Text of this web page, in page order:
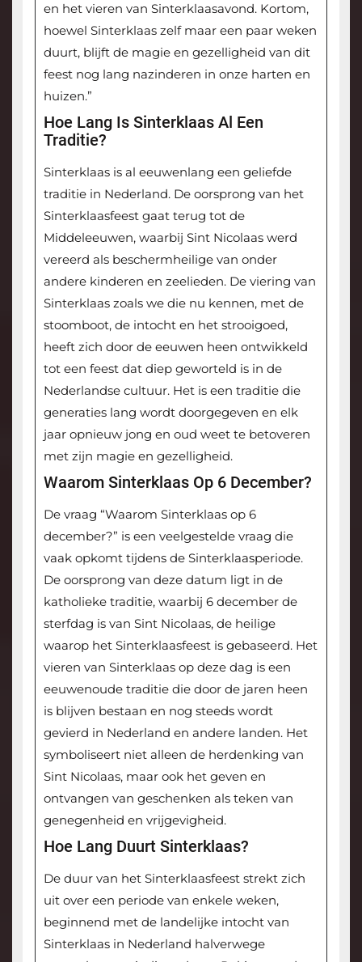
en het vieren van Sinterklaasavond. Kortom,
hoewel Sinterklaas zelf maar een paar weken
duurt, blijft de magie en gezelligheid van dit
feest nog lang nazinderen in onze harten en
huizen.”
Hoe Lang Is Sinterklaas Al Een
Traditie?
Sinterklaas is al eeuwenlang een geliefde
traditie in Nederland. De oorsprong van het
Sinterklaasfeest gaat terug tot de
Middeleeuwen, waarbij Sint Nicolaas werd
vereerd als beschermheilige van onder
andere kinderen en zeelieden. De viering van
Sinterklaas zoals we die nu kennen, met de
stoomboot, de intocht en het strooigoed,
heeft zich door de eeuwen heen ontwikkeld
tot een feest dat diep geworteld is in de
Nederlandse cultuur. Het is een traditie die
generaties lang wordt doorgegeven en elk
jaar opnieuw jong en oud weet te betoveren
met zijn magie en gezelligheid.
Waarom Sinterklaas Op 6 December?
De vraag “Waarom Sinterklaas op 6
december?” is een veelgestelde vraag die
vaak opkomt tijdens de Sinterklaasperiode.
De oorsprong van deze datum ligt in de
katholieke traditie, waarbij 6 december de
sterfdag is van Sint Nicolaas, de heilige
waarop het Sinterklaasfeest is gebaseerd. Het
vieren van Sinterklaas op deze dag is een
eeuwenoude traditie die door de jaren heen
is blijven bestaan en nog steeds wordt
gevierd in Nederland en andere landen. Het
symboliseert niet alleen de herdenking van
Sint Nicolaas, maar ook het geven en
ontvangen van geschenken als teken van
genegenheid en vrijgevigheid.
Hoe Lang Duurt Sinterklaas?
De duur van het Sinterklaasfeest strekt zich
uit over een periode van enkele weken,
beginnend met de landelijke intocht van
Sinterklaas in Nederland halverwege